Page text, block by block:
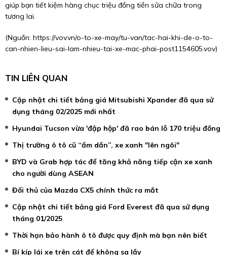
giúp bạn tiết kiệm hàng chục triệu đồng tiền sửa chữa trong
tương lai.
(Nguồn: https://vov.vn/o-to-xe-may/tu-van/tac-hai-khi-de-o-to-
can-nhien-lieu-sai-lam-nhieu-tai-xe-mac-phai-post1154605.vov)
TIN LIÊN QUAN
Cập nhật chi tiết bảng giá Mitsubishi Xpander đã qua sử
dụng tháng 02/2025 mới nhất
Hyundai Tucson vừa 'đập hộp' đã rao bán lỗ 170 triệu đồng
Thị trường ô tô cũ “ấm dần”, xe xanh "lên ngôi"
BYD và Grab hợp tác để tăng khả năng tiếp cận xe xanh
cho người dùng ASEAN
Đối thủ của Mazda CX5 chính thức ra mắt
Cập nhật chi tiết bảng giá Ford Everest đã qua sử dụng
tháng 01/2025
Thời hạn bảo hành ô tô được quy định mà bạn nên biết
Bí kíp lái xe trên cát để không sa lầy